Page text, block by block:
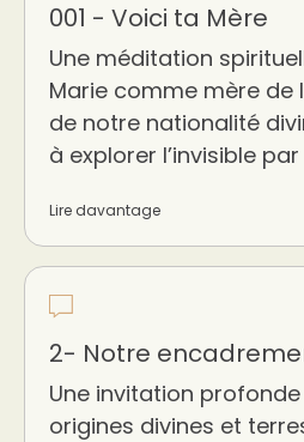
001 - Voici ta Mère
Une méditation
Marie comme mère de
de notre nationalité
à explorer l’invisible
Lire davantage
2- Notre
Une invitation
origines divines et